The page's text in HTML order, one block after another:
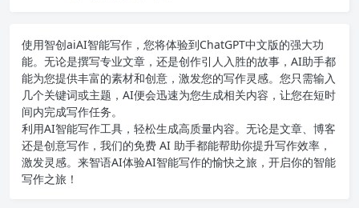
使用智创aiAI智能写作 ，您将体验到ChatGPT中文版的强大功
能。无论是撰写专业文章，还是创作引人入胜的故事，AI助手都
能为您提供丰富的素材和创意，激发您的写作灵感。您只需输入
几个关键词或主题，AI便会迅速为您生成相关内容，让您在短时
间内完成写作任务。
利用AI智能写作工具，轻松生成高质量内容。无论是文章、博客
还是创意写作，我们的免费 AI 助手都能帮助你提升写作效率，
激发灵感。来智语AI体验AI智能写作的愉快之旅，开启你的智能
写作之旅！